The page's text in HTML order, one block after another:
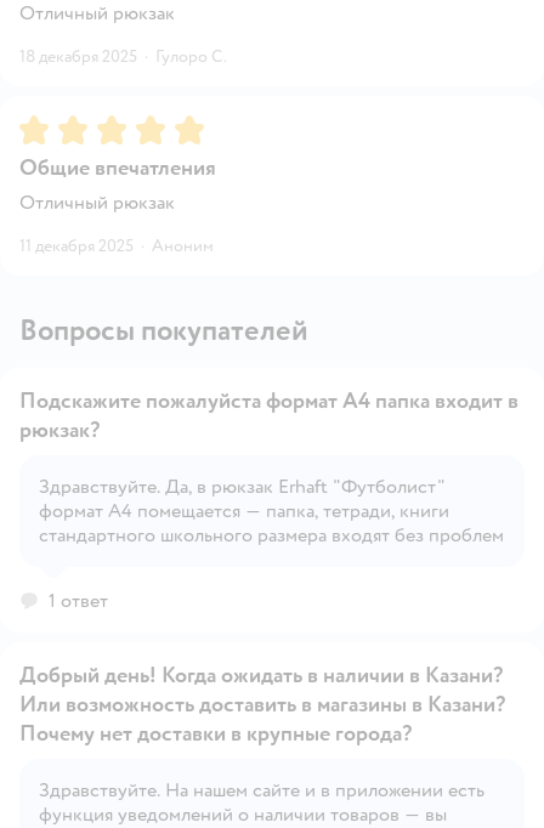
Отличный рюкзак
18 декабря 2025 · Гулоро С.
Рейтинг:5
Общие впечатления
Отличный рюкзак
11 декабря 2025 · Аноним
Вопросы покупателей
Открыть вопрос
Подскажите пожалуйста формат А4 папка входит в
рюкзак?
Здравствуйте. Да, в рюкзак Erhaft "Футболист"
формат А4 помещается — папка, тетради, книги
стандартного школьного размера входят без проблем
1 ответ
Открыть вопрос
Добрый день! Когда ожидать в наличии в Казани?
Или возможность доставить в магазины в Казани?
Почему нет доставки в крупные города?
Здравствуйте. На нашем сайте и в приложении есть
функция уведомлений о наличии товаров — вы